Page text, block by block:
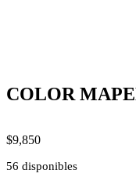
COLOR
$9,850
56 disponibles